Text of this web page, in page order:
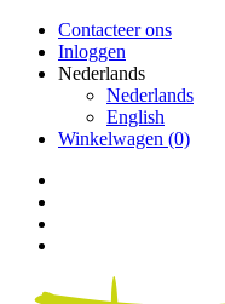
Contacteer ons
Inloggen
Nederlands
Nederlands
English
Winkelwagen (0)